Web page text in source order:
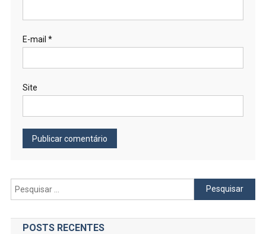
E-mail *
Site
Pesquisar
por:
POSTS RECENTES